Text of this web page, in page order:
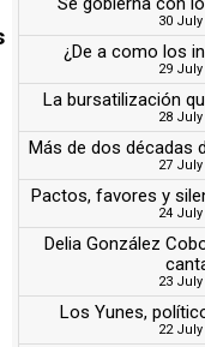
30 July
¿De a como los
29 July
La bursatilización
28 July
Más de dos décadas
27 July
Pactos, favores y
24 July
Delia González
23 July
Los Yunes,
22 July